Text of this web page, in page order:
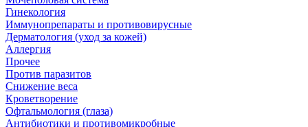
Гинекология
Иммунопрепараты и противовирусные
Дерматология (уход за кожей)
Аллергия
Прочее
Против паразитов
Снижение веса
Кроветворение
Офтальмология (глаза)
Антибиотики и противомикробные